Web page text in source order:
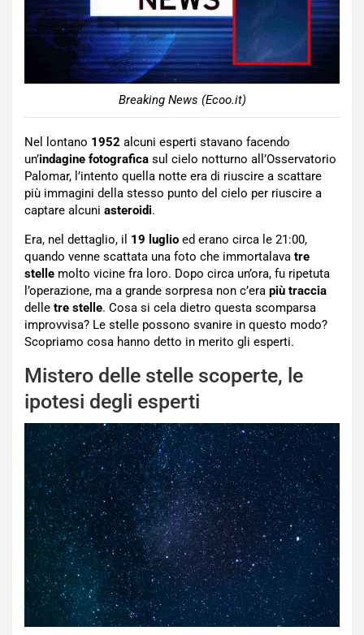
Breaking News (Ecoo.it)
Nel lontano 1952 alcuni esperti stavano facendo
un’indagine fotografica sul cielo notturno all’Osservatorio
Palomar, l’intento quella notte era di riuscire a scattare
più immagini della stesso punto del cielo per riuscire a
captare alcuni asteroidi.
Era, nel dettaglio, il 19 luglio ed erano circa le 21:00,
quando venne scattata una foto che immortalava tre
stelle molto vicine fra loro. Dopo circa un’ora, fu ripetuta
l’operazione, ma a grande sorpresa non c’era più traccia
delle tre stelle. Cosa si cela dietro questa scomparsa
improvvisa? Le stelle possono svanire in questo modo?
Scopriamo cosa hanno detto in merito gli esperti.
Mistero delle stelle scoperte, le
ipotesi degli esperti